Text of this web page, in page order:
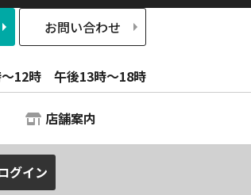
お問い合わせ
12時 午後13時～18時
店舗案内